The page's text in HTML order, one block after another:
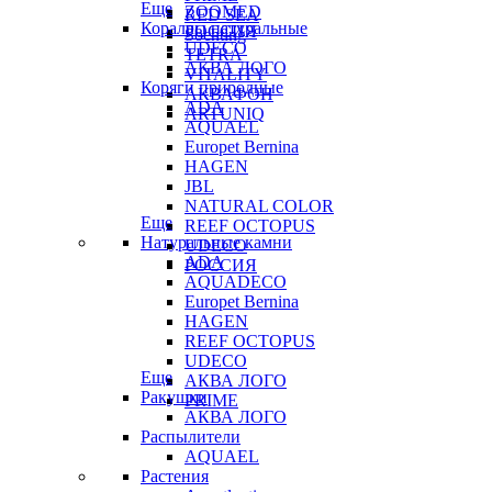
RED SEA
Sochting
TETRA
VITALITY
АКВАФОН
ARTUNIQ
ZOOMED
РОССИЯ
Еще
Кораллы натуральные
UDECO
АКВА ЛОГО
Коряги природные
ADA
AQUAEL
Europet Bernina
HAGEN
JBL
NATURAL COLOR
REEF OCTOPUS
UDECO
РОССИЯ
Еще
Натуральные камни
ADA
AQUADECO
Europet Bernina
HAGEN
REEF OCTOPUS
UDECO
АКВА ЛОГО
PRIME
Еще
Ракушки
АКВА ЛОГО
Распылители
AQUAEL
Растения